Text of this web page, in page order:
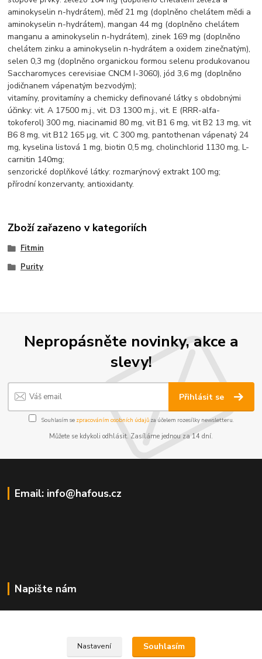
aminokyselin n-hydrátem), měď 21 mg (doplněno chelátem mědi a
aminokyselin n-hydrátem), mangan 44 mg (doplněno chelátem
manganu a aminokyselin n-hydrátem), zinek 169 mg (doplněno
chelátem zinku a aminokyselin n-hydrátem a oxidem zinečnatým),
selen 0,3 mg (doplněno organickou formou selenu produkovanou
Saccharomyces cerevisiae CNCM I-3060), jód 3,6 mg (doplněno
jodičnanem vápenatým bezvodým);
vitamíny, provitamíny a chemicky definované látky s obdobnými
účinky: vit. A 17500 m.j., vit. D3 1300 m.j., vit. E (RRR-alfa-
tokoferol) 300 mg, niacinamid 80 mg, vit B1 6 mg, vit B2 13 mg, vit
B6 8 mg, vit B12 165 µg, vit. C 300 mg, pantothenan vápenatý 24
mg, kyselina listová 1 mg, biotin 0,5 mg, cholinchlorid 1130 mg, L-
carnitin 140mg;
senzorické doplňkové látky: rozmarýnový extrakt 100 mg;
přírodní konzervanty, antioxidanty.
Zboží zařazeno v kategoriích
Fitmin
Purity
Nepropásněte novinky, akce a
slevy!
Přihlásit se
Souhlasím se zpracováním osobních údajůza účelem rozesílky newsletteru.
Můžete se kdykoli odhlásit. Zasíláme jednou za 14 dní.
Email: info@hafous.cz
Napište nám
Nastavení Souhlasím